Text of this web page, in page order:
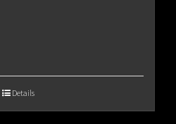
Details